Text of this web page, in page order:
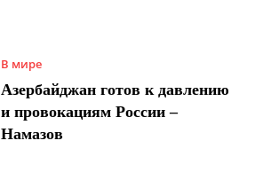
В мире
Азербайджан готов к давлению
и провокациям России –
Намазов